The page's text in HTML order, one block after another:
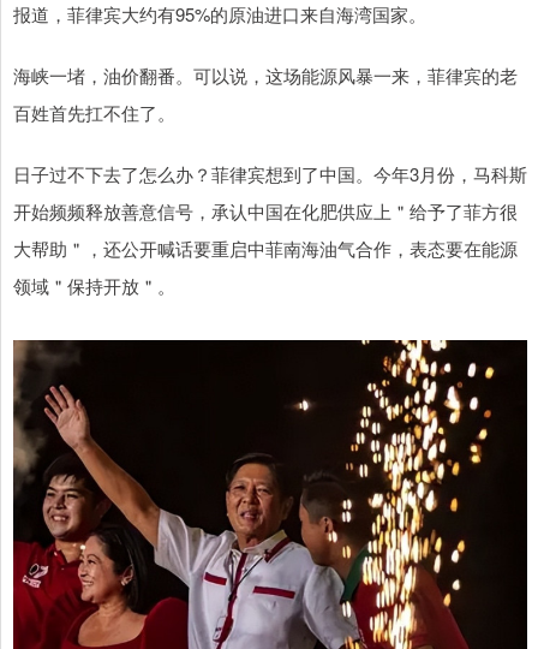
报道，菲律宾大约有95%的原油进口来自海湾国家。
海峡一堵，油价翻番。可以说，这场能源风暴一来，菲律宾的老
百姓首先扛不住了。
日子过不下去了怎么办？菲律宾想到了中国。今年3月份，马科斯
开始频频释放善意信号，承认中国在化肥供应上＂给予了菲方很
大帮助＂，还公开喊话要重启中菲南海油气合作，表态要在能源
领域＂保持开放＂。